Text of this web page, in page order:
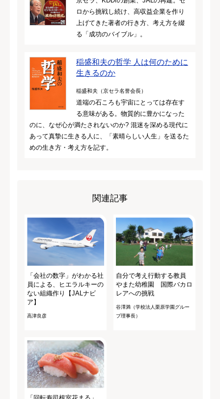
ロから挑戦し続け、高収益企業を作り
上げてきた著者の行き方、考え方を綴
る「成功のバイブル」。
稲盛和夫の哲学 人は何のために
生きるのか
稲盛和夫（京セラ名誉会長）
道端の石ころも宇宙にとっては存在す
る意味がある。物質的に豊かになった
のに、なぜ心が満たされないのか? 混迷を深める現代に
あって真摯に生きる人に、「素晴らしい人生」を送るた
めの生き方・考え方を記す。
関連記事
「会社の数字」がわかる社
員による、ヒエラルキーの
ない組織作り【JALナビ
ア】
高津良彦
自分で考え行動する教員
やまた幼稚園 国際バカロ
レアへの挑戦
谷澤満（学校法人栗原学園グルー
プ理事長）